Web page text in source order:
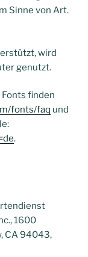
Sinne von Art.
wird
genutzt.
finden
fonts/faq und
.
1600
CA 94043,